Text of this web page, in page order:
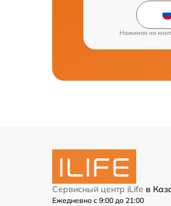
Нажимая на
Сервисный центр iLife в
Ежедневно с 9:00 до 21:00